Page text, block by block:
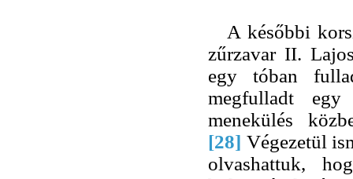
A későbbi
zűrzavar II.
egy tóban
megfulladt egy
menekülés
[28] Végezetül
olvashattuk,